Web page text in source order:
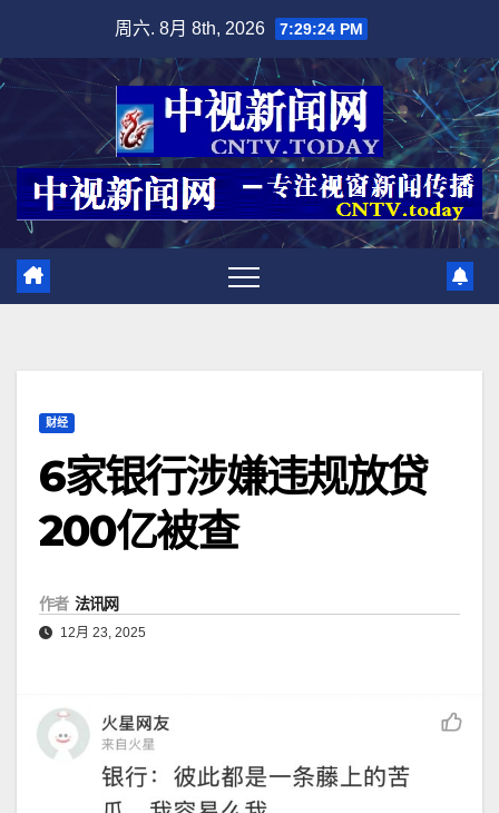
内
周六. 8月 8th, 2026 7:29:25 PM
财经
6家银行涉嫌违规放贷
200亿被查
作者 法讯网
12月 23, 2025